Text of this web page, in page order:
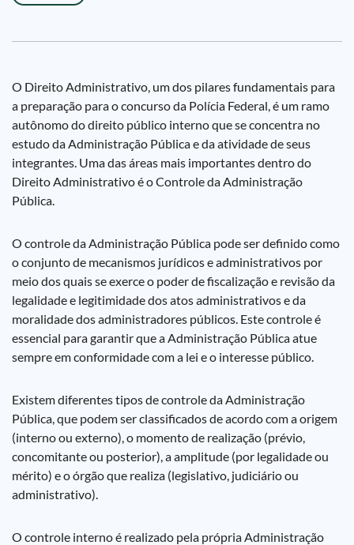
O Direito Administrativo, um dos pilares fundamentais para
a preparação para o concurso da Polícia Federal, é um ramo
autônomo do direito público interno que se concentra no
estudo da Administração Pública e da atividade de seus
integrantes. Uma das áreas mais importantes dentro do
Direito Administrativo é o Controle da Administração
Pública.
O controle da Administração Pública pode ser definido como
o conjunto de mecanismos jurídicos e administrativos por
meio dos quais se exerce o poder de fiscalização e revisão da
legalidade e legitimidade dos atos administrativos e da
moralidade dos administradores públicos. Este controle é
essencial para garantir que a Administração Pública atue
sempre em conformidade com a lei e o interesse público.
Existem diferentes tipos de controle da Administração
Pública, que podem ser classificados de acordo com a origem
(interno ou externo), o momento de realização (prévio,
concomitante ou posterior), a amplitude (por legalidade ou
mérito) e o órgão que realiza (legislativo, judiciário ou
administrativo).
O controle interno é realizado pela própria Administração